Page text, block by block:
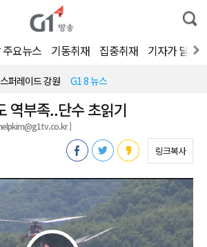
통
합
색
주요뉴스 기동취재 집중취재 기자가 달려
퍼레이드 강원 G1 8 뉴스
역부족..단수 초읽기
]
링크복사